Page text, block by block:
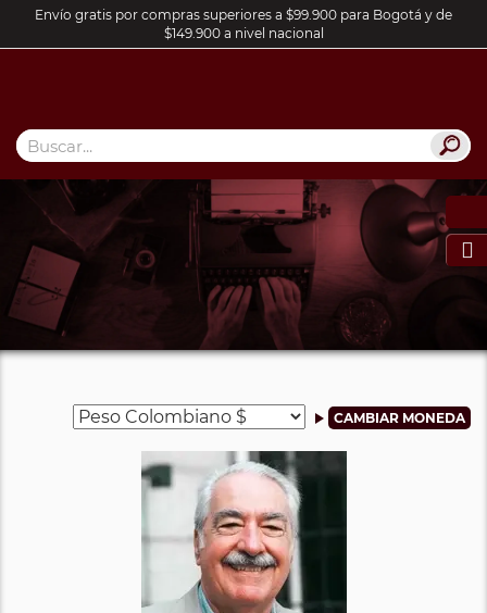
Envío gratis por compras superiores a $99.900 para Bogotá y de
$149.900 a nivel nacional
